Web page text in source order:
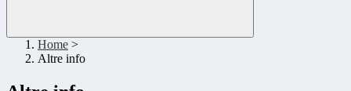
Home >
Altre info